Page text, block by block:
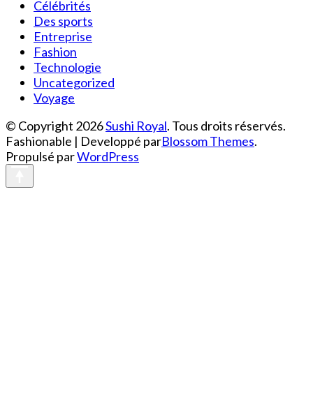
Célébrités
Des sports
Entreprise
Fashion
Technologie
Uncategorized
Voyage
© Copyright 2026Sushi Royal. Tous droits réservés.
Fashionable | Developpé parBlossom Themes.
Propulsé parWordPress